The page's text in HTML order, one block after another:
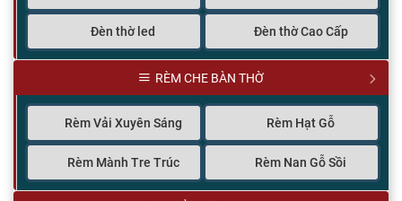
Đèn thờ led Đèn thờ Cao Cấp
RÈM CHE BÀN THỜ
Rèm Vải Xuyên Sáng Rèm Hạt Gỗ
Rèm Mành Tre Trúc Rèm Nan Gỗ Sồi